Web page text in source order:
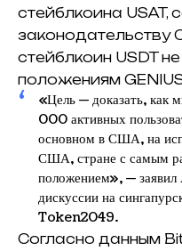
стейблкоина USAT,
законодательству
стейблкоин USDT
положениям
«Цель — доказать,
000 активных
основном в США, на
США, стране с самым
положением», — заявил
дискуссии на
Token2049.
Согласно данным